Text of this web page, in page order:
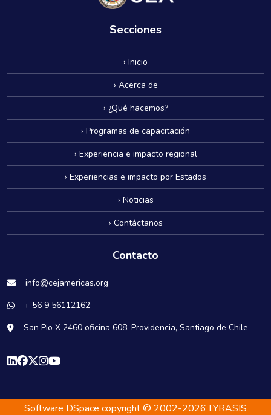
Secciones
› Inicio
› Acerca de
› ¿Qué hacemos?
› Programas de capacitación
› Experiencia e impacto regional
› Experiencias e impacto por Estados
› Noticias
› Contáctanos
Contacto
info@cejamericas.org
+ 56 9 56112162
San Pio X 2460 oficina 608. Providencia, Santiago de Chile
Software DSpace copyright © 2002-2026 LYRASIS